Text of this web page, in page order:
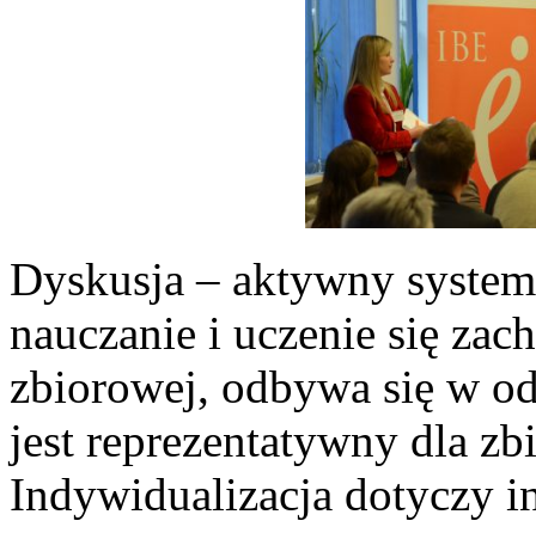
Dyskusja – aktywny
nauczanie i uczenie się
zbiorowej, odbywa się w
jest reprezentatywny dla
Indywidualizacja dotyczy